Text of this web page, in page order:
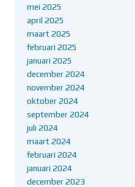
mei 2025
april 2025
maart 2025
februari 2025
januari 2025
december 2024
november 2024
oktober 2024
september 2024
juli 2024
maart 2024
februari 2024
januari 2024
december 2023